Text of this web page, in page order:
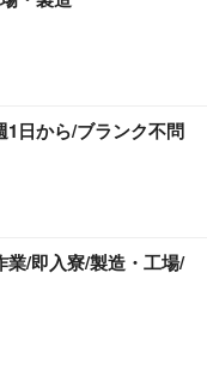
日から/ブランク不問
業/即入寮/製造・工場/